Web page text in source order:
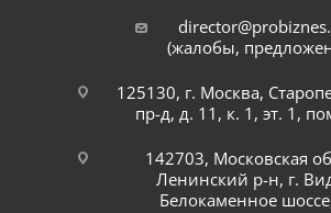
(жалобы,
125130, г. Москва,
пр-д, д. 11, к. 1, эт. 1,
142703, Московская
Ленинский р-н, г.
Белокаменное